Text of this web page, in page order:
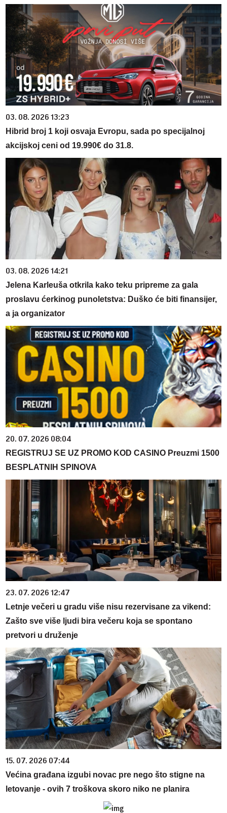
03. 08. 2026 13:23
Hibrid broj 1 koji osvaja Evropu, sada po specijalnoj
akcijskoj ceni od 19.990€ do 31.8.
03. 08. 2026 14:21
Jelena Karleuša otkrila kako teku pripreme za gala
proslavu ćerkinog punoletstva: Duško će biti finansijer,
a ja organizator
20. 07. 2026 08:04
REGISTRUJ SE UZ PROMO KOD CASINO Preuzmi 1500
BESPLATNIH SPINOVA
23. 07. 2026 12:47
Letnje večeri u gradu više nisu rezervisane za vikend:
Zašto sve više ljudi bira večeru koja se spontano
pretvori u druženje
15. 07. 2026 07:44
Većina građana izgubi novac pre nego što stigne na
letovanje - ovih 7 troškova skoro niko ne planira